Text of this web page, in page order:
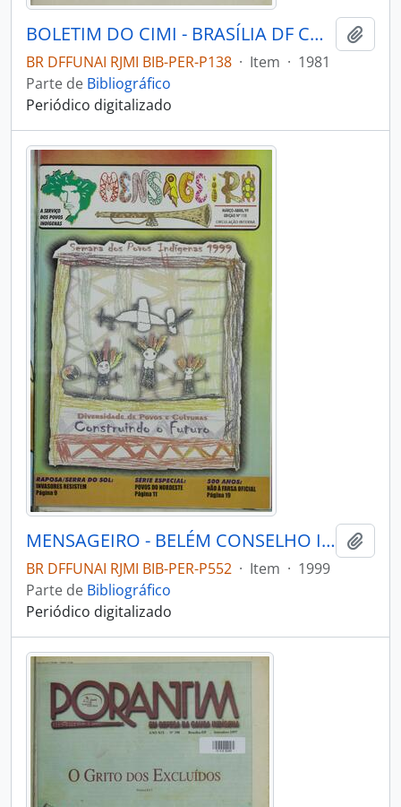
BOLETIM DO CIMI - BRASÍLIA DF CONSELHO INDIGENISTA MISSIONÁRIO - 1981 - Nº70
BR DFFUNAI RJMI BIB-PER-P138 · Item · 1981
Parte de Bibliográfico
Periódico digitalizado
MENSAGEIRO - BELÉM CONSELHO INDIGENISTA MISSIONÁRIO - 1999 - Nº115
BR DFFUNAI RJMI BIB-PER-P552 · Item · 1999
Parte de Bibliográfico
Periódico digitalizado